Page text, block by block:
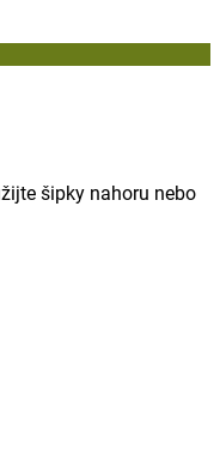
šipky nahoru nebo